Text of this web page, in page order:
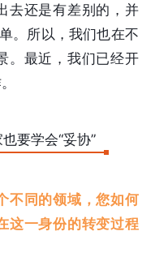
去还是有差别的，并
。所以，我们也在不
。最近，我们已经开
要学会“妥协”
不同的领域，您如何
这一身份的转变过程